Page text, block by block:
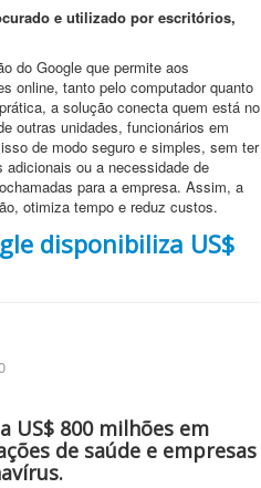
e utilizado por escritórios,
do Google que permite aos
online, tanto pelo computador quanto
a solução conecta quem está no
outras unidades, funcionários em
de modo seguro e simples, sem ter
adicionais ou a necessidade de
para a empresa. Assim, a
otimiza tempo e reduz custos.
disponibiliza US$
US$ 800 milhões em
de saúde e empresas